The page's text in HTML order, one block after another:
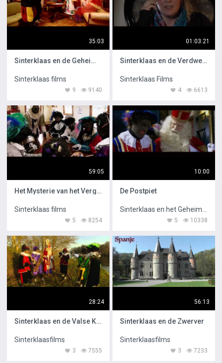
35:03
Sinterklaas en de Geheime Grot
Sinterklaas films
9140
9
01:03:21
Sinterklaas en de Verdwenen Pieten
Sinterklaas Films
6613
4
59:05
Het Mysterie van het Vergeten Boek
Sinterklaas films
8254
5
10:00
De Postpiet
10338
5
28:24
Sinterklaas en de Valse Koningin
Sinterklaasfilms
7555
3
56:13
Sinterklaas en de Zwerver
Sinterklaasfilms
7233
3